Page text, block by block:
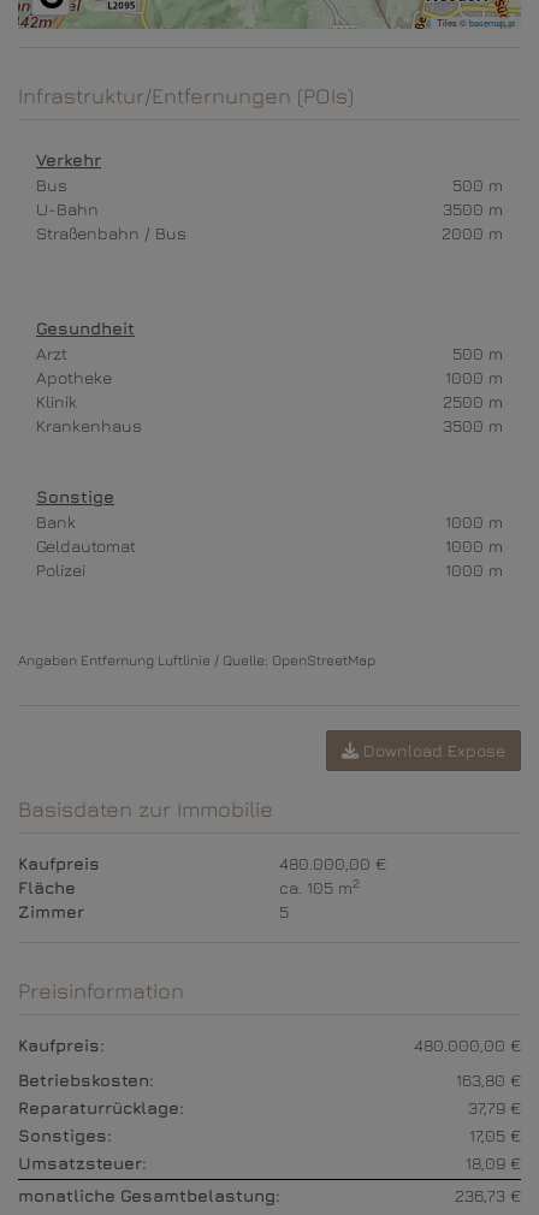
Tiles ©basemap.at
Infrastruktur/Entfernungen (POIs)
Verkehr
Bus
500 m
U-Bahn
3500 m
Straßenbahn / Bus
2000 m
Gesundheit
Arzt
500 m
Apotheke
1000 m
Klinik
2500 m
Krankenhaus
3500 m
Sonstige
Bank
1000 m
Geldautomat
1000 m
Polizei
1000 m
Angaben Entfernung Luftlinie / Quelle: OpenStreetMap
Download Expose
Basisdaten zur Immobilie
Kaufpreis
480.000,00 €
Fläche
ca. 105 m2
Zimmer 5
Preisinformation
Kaufpreis:
480.000,00 €
Betriebskosten:
163,80 €
Reparaturrücklage:
37,79 €
Sonstiges:
17,05 €
Umsatzsteuer:
18,09 €
monatliche Gesamtbelastung:
236,73 €